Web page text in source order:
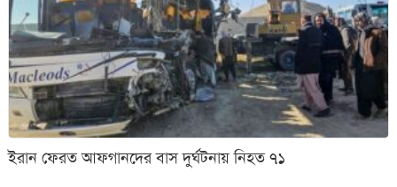
ইরান ফেরত আফগানদের বাস দুর্ঘটনায় নিহত ৭১